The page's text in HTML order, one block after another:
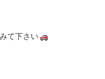
て下さい